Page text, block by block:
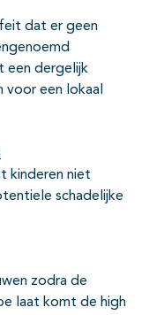
dat er geen
een dergelijk
voor een lokaal
kinderen niet
schadelijke
zodra de
laat komt de high